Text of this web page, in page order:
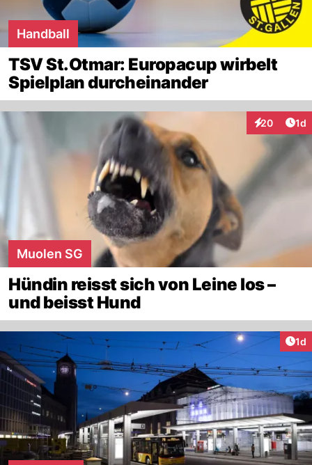
Handball
TSV St.Otmar: Europacup wirbelt
Spielplan durcheinander
20
Interaktionen
1d
Muolen SG
Hündin reisst sich von Leine los –
und beisst Hund
1d